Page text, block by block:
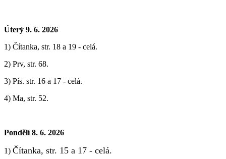
Úterý 9. 6. 2026
1) Čítanka, str. 18 a 19 - celá.
2) Prv, str. 68.
3) Pís. str. 16 a 17 - celá.
4) Ma, str. 52.
Pondělí 8. 6. 2026
1) Čítanka, str. 15 a 17 - celá.